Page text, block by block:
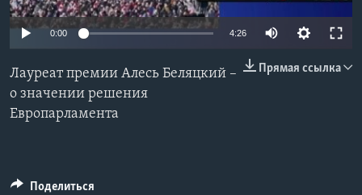
Learning English
СОЦИАЛЬНЫЕ СЕТИ
0:00 4:26
Прямая ссылка
Лауреат премии Алесь Беляцкий –
о значении решения
Европарламента
Поделиться